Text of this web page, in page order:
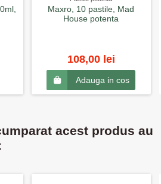
Maxro, 10 pastile, Mad
House potenta
108,00 lei
Adauga in cos
acest produs au